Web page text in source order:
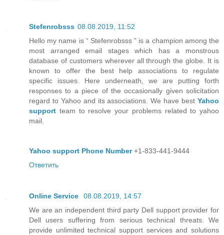
Stefenrobsss 08.08.2019, 11:52
Hello my name is “ Stefenrobsss ” is a champion among the
most arranged email stages which has a monstrous
database of customers wherever all through the globe. It is
known to offer the best help associations to regulate
specific issues. Here underneath, we are putting forth
responses to a piece of the occasionally given solicitation
regard to Yahoo and its associations. We have best Yahoo
support team to resolve your problems related to yahoo
mail.
Yahoo support Phone Number+1-833-441-9444
Ответить
Online Service
08.08.2019, 14:57
We are an independent third party Dell support provider for
Dell users suffering from serious technical threats. We
provide unlimited technical support services and solutions